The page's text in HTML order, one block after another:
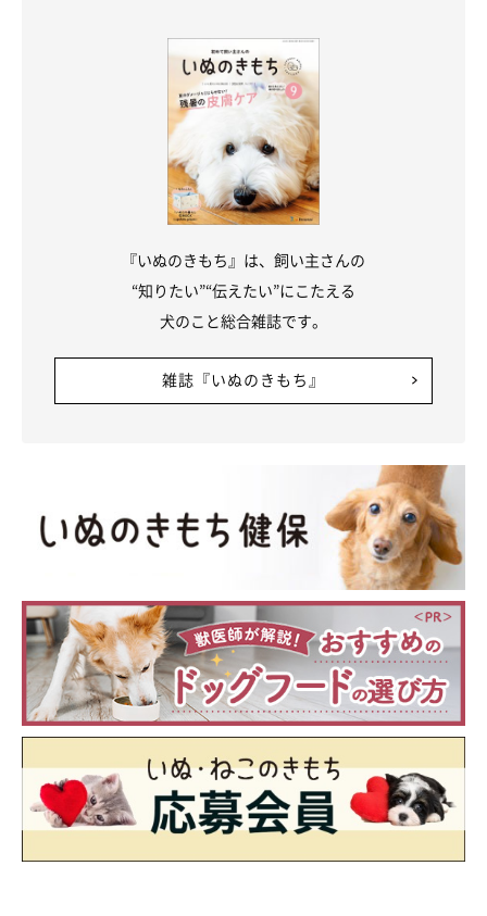
役割分担や決めごとがない分、家族間でのコミュニケーションが
とても大切になってきますね！
共働きでの愛犬のお世話は、家族間での協力が不可欠。ぜひコミ
ュニケーションをたくさんとりあって、愛犬が快適に暮らせるよ
うにしてあげましょう！
『いぬのきもちWEB MAGAZINEアンケート vol.49』
※写真は「いぬ・ねこのきもちアプリ」で投稿されたものです。
※記事と写真に関連性はありませんので予めご了承ください。
文／雨宮カイ
『いぬのきもち』は、飼い主さんの
“知りたい”“伝えたい”にこたえる
犬のこと総合雑誌です。
雑誌『いぬのきもち』